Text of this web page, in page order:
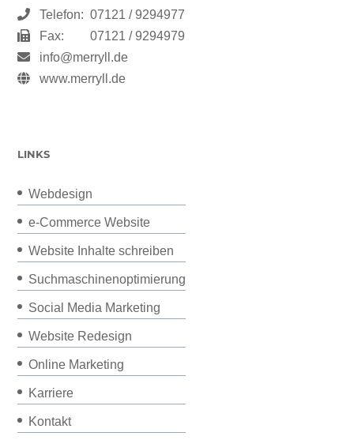
Telefon: 07121 / 9294977
Fax:
07121 / 9294979
info@merryll.de
www.merryll.de
LINKS
Webdesign
e-Commerce Website
Website Inhalte schreiben
Suchmaschinenoptimierung
Social Media Marketing
Website Redesign
Online Marketing
Karriere
Kontakt